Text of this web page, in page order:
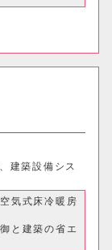
建築設備シス
気式床冷暖房
と建築の省エ